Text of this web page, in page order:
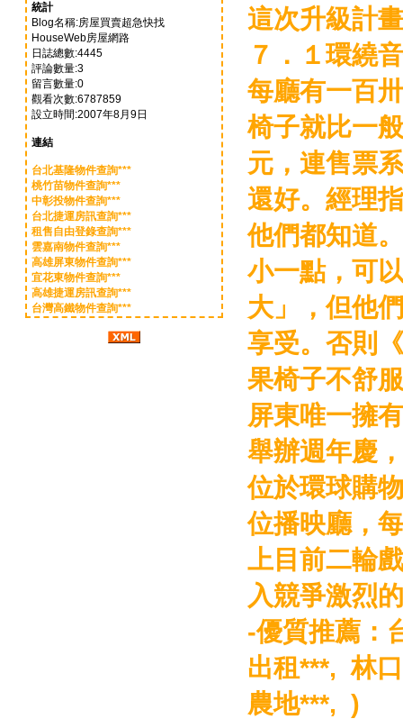
統計
Blog名稱:房屋買賣超急快找
HouseWeb房屋網路
日誌總數:4445
評論數量:3
留言數量:0
觀看次數:6787859
設立時間:2007年8月9日
連結
台北基隆物件查詢***
桃竹苗物件查詢***
中彰投物件查詢***
台北捷運房訊查詢***
租售自由登錄查詢***
雲嘉南物件查詢***
高雄屏東物件查詢***
宜花東物件查詢***
高雄捷運房訊查詢***
台灣高鐵物件查詢***
這次升級計
７．１環繞
每廳有一百
椅子就比一
元，連售票
還好。經理
他們都知道
小一點，可
大」，但他
享受。否則
果椅子不舒
屏東唯一擁
舉辦週年慶
位於環球購
位播映廳，
上目前二輪
入競爭激烈
-優質推薦：
出租***,林
農地***, )